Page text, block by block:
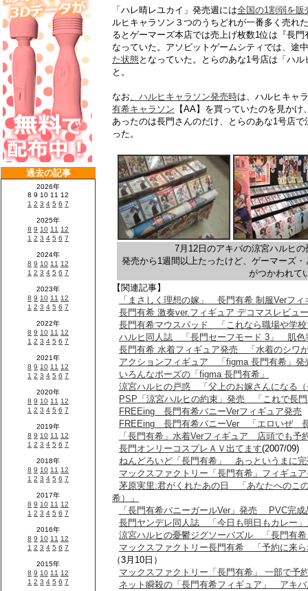
「ハレ晴レユカイ」発売週には全国の1割弱を販
ルヒキャラソン３つのうちどれが一番多く売れ
るとゲーマーズ本店では売上げ枚数1位は『長
なっていた。アソビットゲームシティでは、途
た状態となっていた。とらのあな1号店は「ハ
と。
なお、ハルヒキャラソン発売時は、ハルヒキャ
有希キャラソン 【AA】を買っていたのを見か
あったのは長門さんのだけ、とらのあな1号店
った。
7月12日のアキバの涼宮ハルヒ
発売から1週間以上たったけど、ゲーマーズ
がつかわれ
【関連記事】
「まさしく理想の嫁」 長門有希 制服Verフィ
長門有希 激奏ver.フィギュア デコマスレビュー
長門有希マウスパッド 「これなら職場や学
ハルヒ同人誌 「長門セーフモード 3」 肌色
長門有希 水着フィギュア発売 「水着のシワ
アクションフィギュア 「figma 長門有希」発
いろんなポーズの「figma 長門有希」
涼宮ハルヒの戸惑 「父上のお嫁さんになる
PSP「涼宮ハルヒの約束」発売 「これで長
FREEing 長門有希バニーVerフィギュア発売
FREEing 長門有希バニーVer 「エロいぜ
「長門有希」水着Verフィギュア 店頭でも予
長門オンリーコスプレＡＶ出てます(2007/09)
ねんどろいど「長門有希」 あっというまに完
マックスファクトリー「長門有希」フィギュ
茅原実里:君がくれたあの日 「あなたへのこ
希）」
「長門有希バニーガールVer」発売 PVC完成
長門ヤンデレ同人誌 「今日も明日もカレー」
涼宮ハルヒの憂鬱ジグソーパズル 「長門有希
マックスファクトリー長門有希 「予約に来
（3月10日）
マックスファクトリー「長門有希」 一部で
ネット瞬殺の「長門有希フィギュア」 アキ